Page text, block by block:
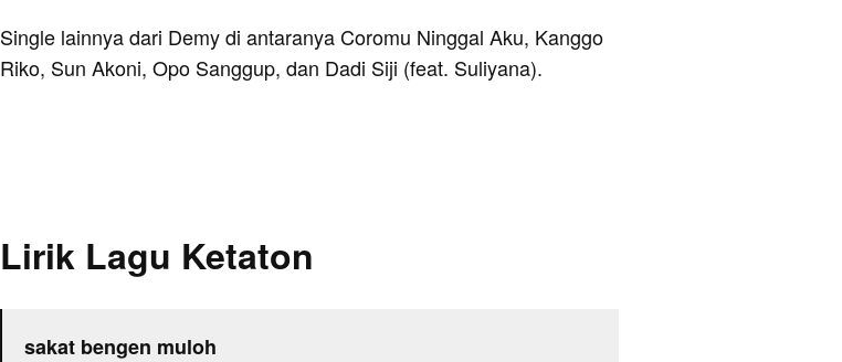
Single lainnya dari Demy di antaranya Coromu Ninggal Aku, Kanggo
Riko, Sun Akoni, Opo Sanggup, dan Dadi Siji (feat. Suliyana).
Lirik Lagu Ketaton
sakat bengen muloh